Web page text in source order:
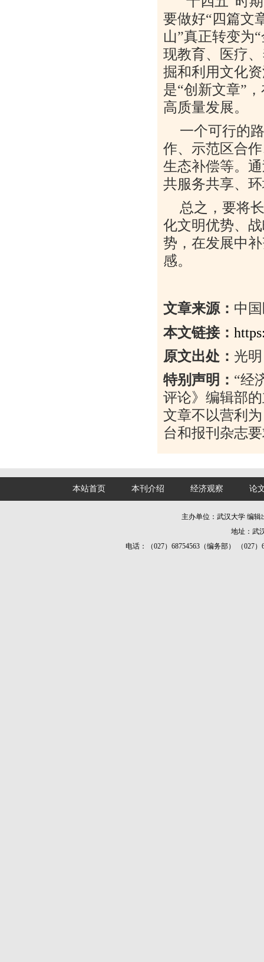
要做好“四篇文
山”真正转变为“
现教育、医疗
掘和利用文化
是“创新文章”
高质量发展。
一个可行的
作、示范区合
生态补偿等。
共服务共享、
总之，要将
化文明优势、
势，在发展中
感。
文章来源： 中
本文链接：
原文出处： 光
特别声明： “经
评论》编辑部
文章不以营利
台和报刊杂志
本站首页 本刊介绍 经济观察 论
主办单位：武汉大学 编
地址：武
电话：（027）68754563（编务部） （027